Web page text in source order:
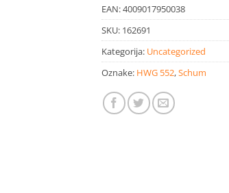
EAN:4009017950038
SKU: 162691
Kategorija: Uncategorized
Oznake: HWG 552,Schum